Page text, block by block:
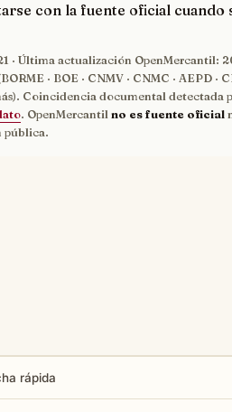
con la fuente oficial cuando
· Última actualización OpenMercantil:
· BOE · CNMV · CNMC · AEPD ·
Coincidencia documental detectada
. OpenMercantil no es fuente oficial
pública.
rápida